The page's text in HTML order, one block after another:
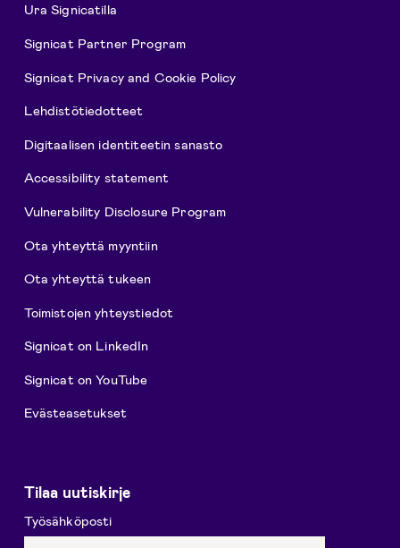
Ura Signicatilla
Signicat Partner Program
Signicat Privacy and Cookie Policy
Lehdistötiedotteet
Digitaalisen identiteetin sanasto
Accessibility statement
Vulnerability Disclosure Program
Ota yhteyttä myyntiin
Ota yhteyttä tukeen
Toimistojen yhteystiedot
Signicat on LinkedIn
Signicat on YouTube
Evästeasetukset
Tilaa uutiskirje
Työsähköposti